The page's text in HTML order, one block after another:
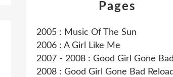
Pages
2005 : Music Of The Sun
2006 : A Girl Like Me
2007 - 2008 : Good Girl Gone Bad
2008 : Good Girl Gone Bad